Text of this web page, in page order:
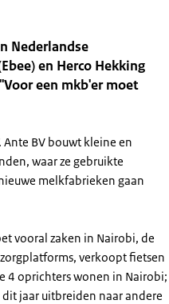
Nederlandse
en Herco Hekking
een mkb'er moet
BV bouwt kleine en
waar ze gebruikte
melkfabrieken gaan
vooral zaken in Nairobi, de
verkoopt fietsen
4 oprichters wonen in Nairobi;
dit jaar uitbreiden naar andere